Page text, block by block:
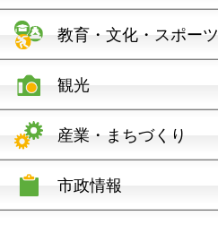
教育・文化・スポーツ
観光
産業・まちづくり
市政情報